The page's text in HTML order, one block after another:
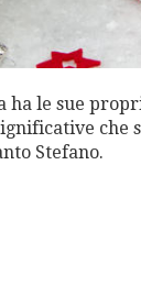
ha le sue
che
Stefano.